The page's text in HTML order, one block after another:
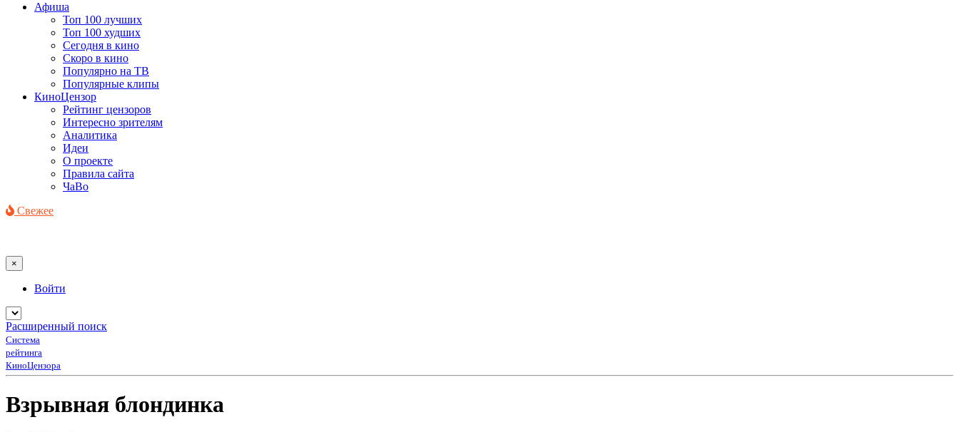
Афиша
Топ 100 лучших
Топ 100 худших
Сегодня в кино
Скоро в кино
Популярно на ТВ
Популярные клипы
КиноЦензор
Рейтинг цензоров
Интересно зрителям
Аналитика
Идеи
О проекте
Правила сайта
ЧаВо
Свежее
×
Войти
Расширенный поиск
Система
рейтинга
КиноЦензора
Взрывная блондинка